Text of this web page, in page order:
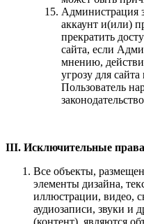
Администрация
аккаунт и(или)
прекратить
сайта, если
мнению,
угрозу для
Пользователь
III. Исключительные права
Все объекты,
элементы дизайна,
иллюстрации, видео,
аудиозаписи, звуки и
(контент), являются